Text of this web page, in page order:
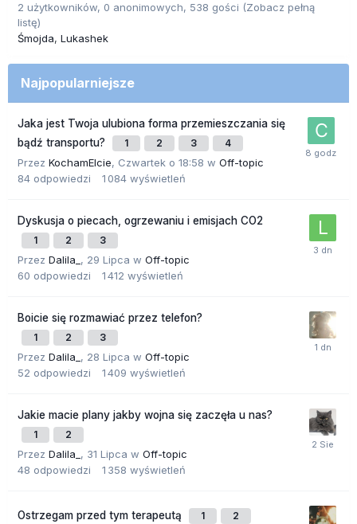
2 użytkowników, 0 anonimowych, 538 gości (Zobacz pełną
listę)
Śmojda Lukashek
Najpopularniejsze
Jaka jest Twoja ulubiona forma przemieszczania się
bądź transportu?
1 2 3 4
Przez KochamElcie, Czwartek o 18:58 w Off-topic
84 odpowiedzi 1 084 wyświetleń
Dyskusja o piecach, ogrzewaniu i emisjach CO2
1 2 3
Przez Dalila_ , 29 Lipca w Off-topic
60 odpowiedzi 1 412 wyświetleń
Boicie się rozmawiać przez telefon?
1 2 3
Przez Dalila_ , 28 Lipca w Off-topic
52 odpowiedzi 1 409 wyświetleń
Jakie macie plany jakby wojna się zaczęła u nas?
1 2
Przez Dalila_ , 31 Lipca w Off-topic
48 odpowiedzi 1 358 wyświetleń
Ostrzegam przed tym terapeutą 1 2